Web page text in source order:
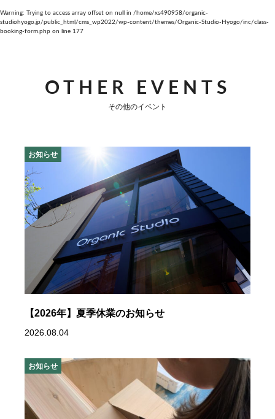
Warning: Trying to access array offset on null in /home/xs490958/organic-
studiohyogo.jp/public_html/cms_wp2022/wp-content/themes/Organic-Studio-Hyogo/inc/class-
booking-form.php on line 177
OTHER EVENTS
その他のイベント
お知らせ
【2026年】夏季休業のお知らせ
2026.08.04
お知らせ